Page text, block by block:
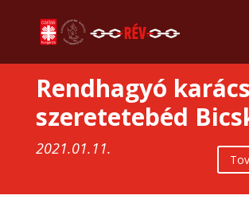
Rendhagyó
szeretetebéd
2021.01.11.